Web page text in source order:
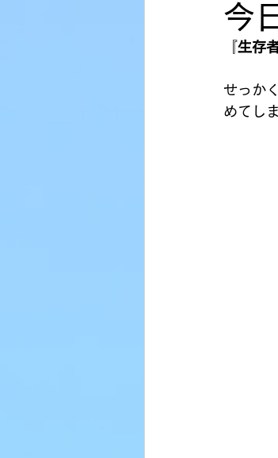
今
『生存
せっか
めてし